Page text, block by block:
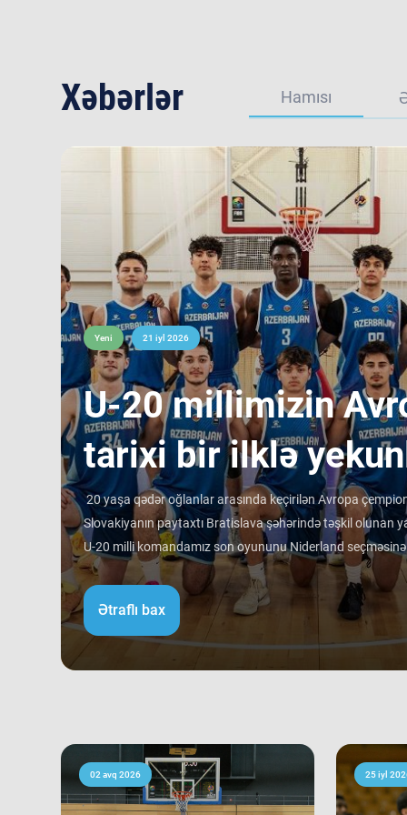
Xəbərlər Hamısı
Yeni 21 iyl 2026
​U-20 millimizin
tarixi bir ilklə
20 yaşa qədər oğlanlar arasında keçirilən Avropa
Slovakiyanın paytaxtı Bratislava şəhərində təşkil olunan
U-20 milli komandamız son oyununu Niderland seçməsinə
rəqibinə qalib gəlib. Avropa çempionatı B divizionunda
ortalamasına görə 3 ən gənc kollektivdən biri olan
Bu nəticə Azərbaycan basketbol tarixində bir ilk kimi də
tam mərkəzində qərarlaşmaq adi bir nəticə kimi görünsə
ağırlığı və rəqiblərin səviyyəsi bu nəticənin adi bir nəticə
keçərək yarışın 5-cisi olub. Şimali Makedoniya yığması
9-cu sırada bitirib. Millimiz çempionat boyu göstərdiyi
sıralamada düz 10 ölkəni geridə qoymağı bacarıb.
Ətraflı bax
02 avq 2026 25 iyl